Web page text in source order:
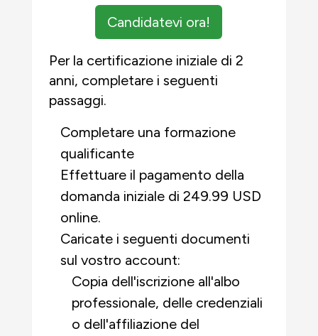
Candidatevi ora!
Per la certificazione iniziale di 2
anni, completare i seguenti
passaggi.
Completare una formazione
qualificante
Effettuare il pagamento della
domanda iniziale di 249.99 USD
online.
Caricate i seguenti documenti
sul vostro account:
Copia dell'iscrizione all'albo
professionale, delle credenziali
o dell'affiliazione del